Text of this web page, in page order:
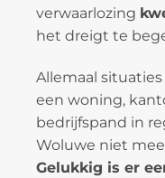
verwaarlozing
het dreigt te
Allemaal situaties
een woning,
bedrijfspand in
Woluwe niet
Gelukkig is er